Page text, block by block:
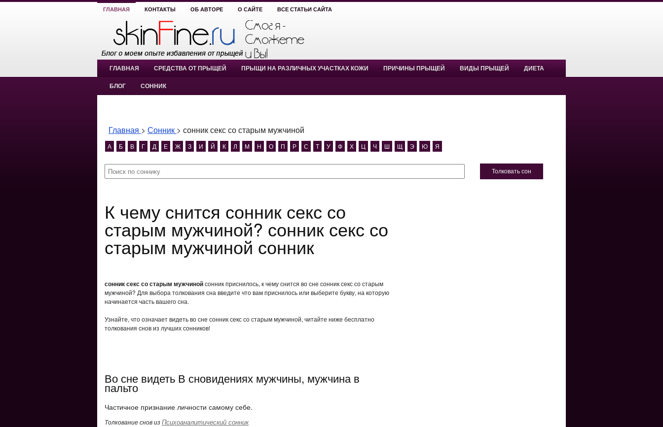
ГЛАВНАЯ КОНТАКТЫ ОБ АВТОРЕ О САЙТЕ ВСЕ СТАТЬИ САЙТА
ГЛАВНАЯ СРЕДСТВА ОТ ПРЫЩЕЙ ПРЫЩИ НА РАЗЛИЧНЫХ УЧАСТКАХ КОЖИ ПРИЧИНЫ ПРЫЩЕЙ ВИДЫ ПРЫЩЕЙ ДИЕТА
БЛОГ СОННИК
Главная > Сонник > сонник секс со старым мужчиной
А Б В Г Д Е Ж З И Й К Л М Н О П Р С Т У Ф Х Ц Ч Ш Щ Э Ю Я
Толковать сон
К чему снится сонник секс со
старым мужчиной? сонник секс со
старым мужчиной сонник
сонник секс со старым мужчинойсонник приснилось, к чему снится во сне сонник секс со старым
мужчиной? Для выбора толкования сна введите что вам приснилось или выберите букву, на которую
начинается часть вашего сна.
Узнайте, что означает видеть во сне сонник секс со старым мужчиной, читайте ниже бесплатно
толкования снов из лучших сонников!
Во сне видеть В сновидениях мужчины, мужчина в
пальто
Частичное признание личности самому себе.
Толкование снов изПсихоаналитический сонник